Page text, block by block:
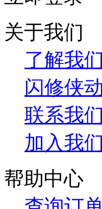
关于我们
了解我们
闪修侠
联系我们
加入我们
帮助中心